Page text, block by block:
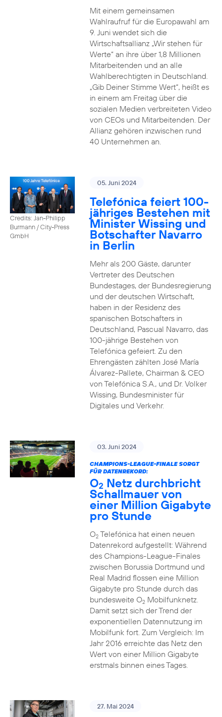
Mit einem gemeinsamen
Wahlraufruf für die Europawahl am
9. Juni wendet sich die
Wirtschaftsallianz „Wir stehen für
Werte“ an ihre über 1,8 Millionen
Mitarbeitenden und an alle
Wahlberechtigten in Deutschland.
„Gib Deiner Stimme Wert“, heißt es
in einem am Freitag über die
sozialen Medien verbreiteten Video
von CEOs und Mitarbeitenden. Der
Allianz gehören inzwischen rund
40 Unternehmen an.
Credits: Jan-Philipp
Burmann / City-Press
GmbH
05. Juni 2024
Telefónica feiert 100-
jähriges Bestehen mit
Minister Wissing und
Botschafter Navarro
in Berlin
Mehr als 200 Gäste, darunter
Vertreter des Deutschen
Bundestages, der Bundesregierung
und der deutschen Wirtschaft,
haben in der Residenz des
spanischen Botschafters in
Deutschland, Pascual Navarro, das
100-jährige Bestehen von
Telefónica gefeiert. Zu den
Ehrengästen zählten José María
Álvarez-Pallete, Chairman & CEO
von Telefónica S.A., und Dr. Volker
Wissing, Bundesminister für
Digitales und Verkehr.
03. Juni 2024
CHAMPIONS-LEAGUE-FINALE SORGT
FÜR DATENREKORD:
O2 Netz durchbricht
Schallmauer von
einer Million Gigabyte
pro Stunde
O2Telefónica hat einen neuen
Datenrekord aufgestellt: Während
des Champions-League-Finales
zwischen Borussia Dortmund und
Real Madrid flossen eine Million
Gigabyte pro Stunde durch das
bundesweite O2Mobilfunknetz.
Damit setzt sich der Trend der
exponentiellen Datennutzung im
Mobilfunk fort. Zum Vergleich: Im
Jahr 2016 erreichte das Netz den
Wert von einer Million Gigabyte
erstmals binnen eines Tages.
27. Mai 2024